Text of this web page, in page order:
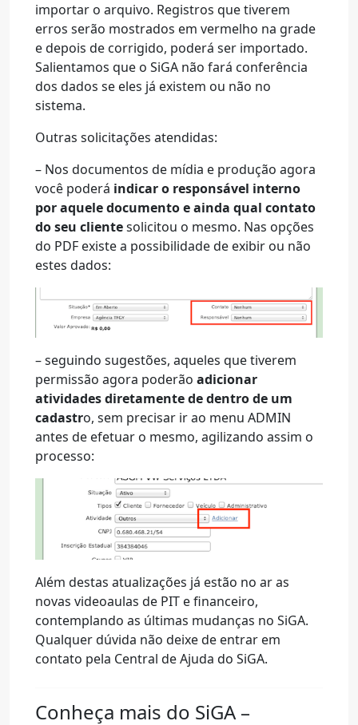
importar o arquivo. Registros que tiverem
erros serão mostrados em vermelho na grade
e depois de corrigido, poderá ser importado.
Salientamos que o SiGA não fará conferência
dos dados se eles já existem ou não no
sistema.
Outras solicitações atendidas:
– Nos documentos de mídia e produção agora
você poderá indicar o responsável interno
por aquele documento e ainda qual contato
do seu clientesolicitou o mesmo. Nas opções
do PDF existe a possibilidade de exibir ou não
estes dados:
– seguindo sugestões, aqueles que tiverem
permissão agora poderão adicionar
atividades diretamente de dentro de um
cadastro, sem precisar ir ao menu ADMIN
antes de efetuar o mesmo, agilizando assim o
processo:
Além destas atualizações já estão no ar as
novas videoaulas de PIT e financeiro,
contemplando as últimas mudanças no SiGA.
Qualquer dúvida não deixe de entrar em
contato pela Central de Ajuda do SiGA.
Conheça mais do SiGA –